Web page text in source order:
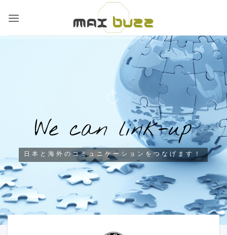
We can link-up
日本と海外のコミュニケーションをつなげます！